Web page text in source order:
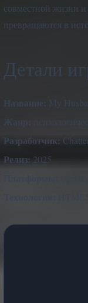
совместной жизни
превращаются в
Детали
Название: My
Жанр:
Разработчик:
Релиз: 2025